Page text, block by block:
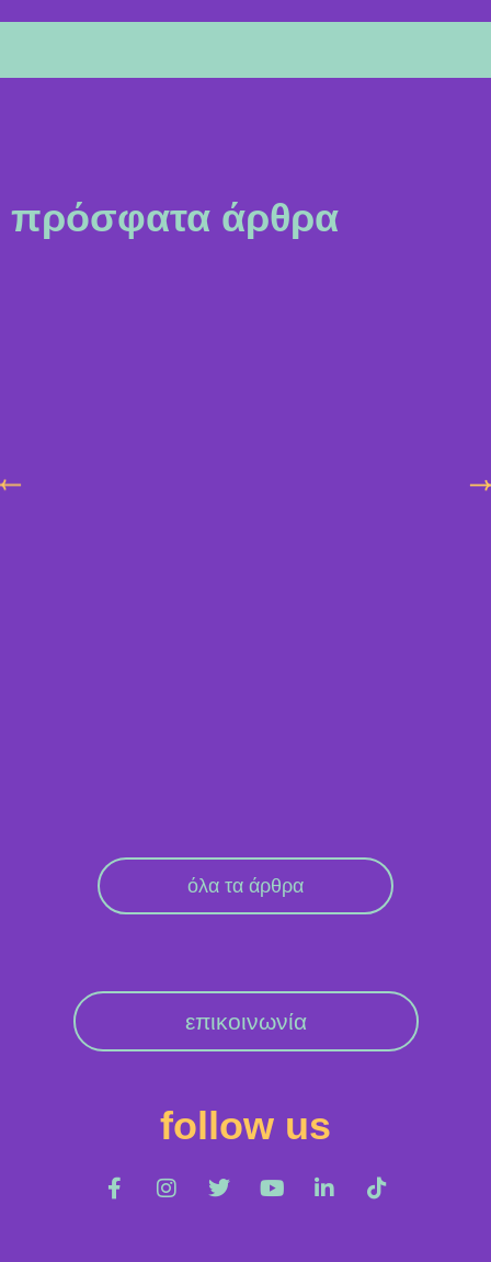
πρόσφατα άρθρα
όλα τα άρθρα
επικοινωνία
follow us